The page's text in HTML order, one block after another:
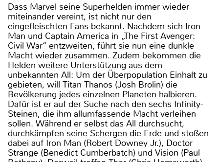
Dass Marvel seine Superhelden immer wieder
miteinander vereint, ist nicht nur den
eingefleischten Fans bekannt. Nachdem sich Iron
Man und Captain America in „The First Avenger:
Civil War‘‘ entzweiten, führt sie nun eine dunkle
Macht wieder zusammen. Zudem bekommen die
Helden weitere Unterstützung aus dem
unbekannten All: Um der Überpopulation Einhalt zu
gebieten, will Titan Thanos (Josh Brolin) die
Bevölkerung jedes einzelnen Planeten halbieren.
Dafür ist er auf der Suche nach den sechs Infinity-
Steinen, die ihm allumfassende Macht verleihen
sollen. Während er selbst das All durchsucht,
durchkämpfen seine Schergen die Erde und stoßen
dabei auf Iron Man (Robert Downey Jr.), Doctor
Strange (Benedict Cumberbatch) und Vision (Paul